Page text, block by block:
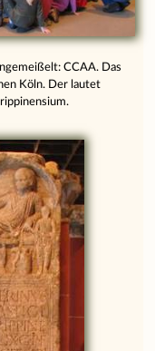
CCAA. Das
Köln. Der lautet